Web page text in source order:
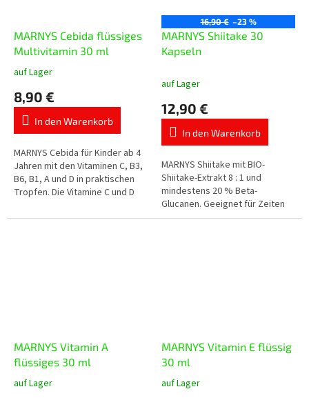
MARNYS Cebida flüssiges
Multivitamin 30 ml
Die
Produktbewertung
ist
5,0
5
Sternen.
auf Lager
8,90 €
In den Warenkorb
MARNYS Cebida für Kinder ab 4
Jahren mit den Vitaminen C, B3,
B6, B1, A und D in praktischen
Tropfen. Die Vitamine C und D
Funktion des Immunsystems...
16,90 € –23 %
MARNYS Shiitake 30
Kapseln
auf Lager
12,90 €
In den Warenkorb
MARNYS Shiitake mit BIO-
Shiitake-Extrakt 8 : 1 und
mindestens 20 % Beta-
Glucanen. Geeignet für Zeiten
saisonaler Veränderungen,
MARNYS Vitamin A
flüssiges 30 ml
Die
auf Lager
MARNYS Vitamin E flüssig
30 ml
Die
auf Lager